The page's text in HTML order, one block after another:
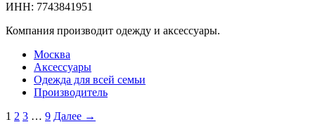
ИНН: 7743841951
Компания производит одежду и аксессуары.
Москва
Аксессуары
Одежда для всей семьи
Производитель
1 2 3 … 9 Далее →